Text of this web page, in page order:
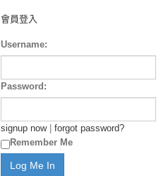
會員登入
Username:
Password:
signup now| forgot password?
Remember Me